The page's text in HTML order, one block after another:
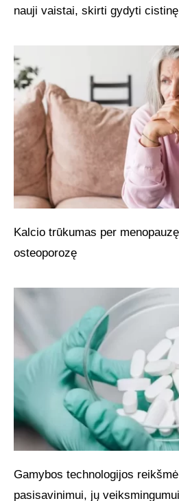
nauji vaistai, skirti gydyti
Kalcio trūkumas per
osteoporozę
Gamybos technologijos
pasisavinimui, jų veiksmingumui